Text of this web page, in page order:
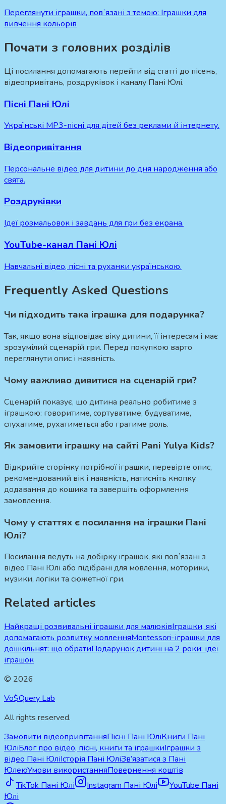
Переглянути іграшки, повʼязані з темою: Іграшки для
вивчення кольорів
Почати з головних розділів
Ці посилання допомагають перейти від статті до пісень,
відеопривітань, роздруківок і каналу Пані Юлі.
Пісні Пані Юлі
Українські MP3-пісні для дітей без реклами й інтернету.
Відеопривітання
Персональне відео для дитини до дня народження або
свята.
Роздруківки
Ідеї розмальовок і завдань для гри без екрана.
YouTube-канал Пані Юлі
Навчальні відео, пісні та руханки українською.
Frequently Asked Questions
Чи підходить така іграшка для подарунка?
Так, якщо вона відповідає віку дитини, її інтересам і має
зрозумілий сценарій гри. Перед покупкою варто
переглянути опис і наявність.
Чому важливо дивитися на сценарій гри?
Сценарій показує, що дитина реально робитиме з
іграшкою: говоритиме, сортуватиме, будуватиме,
слухатиме, рухатиметься або гратиме роль.
Як замовити іграшку на сайті Pani Yulya Kids?
Відкрийте сторінку потрібної іграшки, перевірте опис,
рекомендований вік і наявність, натисніть кнопку
додавання до кошика та завершіть оформлення
замовлення.
Чому у статтях є посилання на іграшки Пані
Юлі?
Посилання ведуть на добірку іграшок, які повʼязані з
відео Пані Юлі або підібрані для мовлення, моторики,
музики, логіки та сюжетної гри.
Related articles
Найкращі розвивальні іграшки для малюківІграшки, які
допомагають розвитку мовленняMontessori-іграшки для
дошкільнят: що обратиПодарунок дитині на 2 роки: ідеї
іграшок
© 2026
Vo$Query Lab
All rights reserved.
Замовити відеопривітанняПісні Пані ЮліКниги Пані
ЮліБлог про відео, пісні, книги та іграшкиІграшки з
відео Пані ЮліІсторія Пані ЮліЗв’язатися з Пані
ЮлеюУмови використанняПовернення коштів
TikTok Пані Юлі
Instagram Пані Юлі
YouTube Пані
Юлі